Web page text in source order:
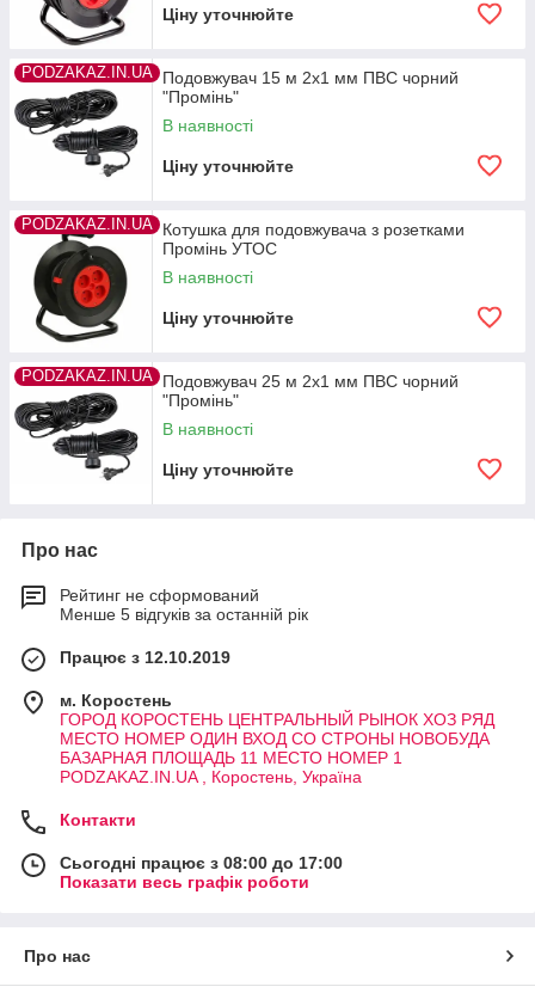
Ціну уточнюйте
PODZAKAZ.IN.UA Подовжувач 15 м 2х1 мм ПВС чорний
"Промінь"
В наявності
Ціну уточнюйте
PODZAKAZ.IN.UA Котушка для подовжувача з розетками
Промінь УТОС
В наявності
Ціну уточнюйте
PODZAKAZ.IN.UA Подовжувач 25 м 2х1 мм ПВС чорний
"Промінь"
В наявності
Ціну уточнюйте
Про нас
Рейтинг не сформований
Менше 5 відгуків за останній рік
Працює з 12.10.2019
м. Коростень
ГОРОД КОРОСТЕНЬ ЦЕНТРАЛЬНЫЙ РЫНОК ХОЗ РЯД
МЕСТО НОМЕР ОДИН ВХОД СО СТРОНЫ НОВОБУДА
БАЗАРНАЯ ПЛОЩАДЬ 11 МЕСТО НОМЕР 1
PODZAKAZ.IN.UA , Коростень, Україна
Контакти
Сьогодні працює з 08:00 до 17:00
Показати весь графік роботи
Про нас